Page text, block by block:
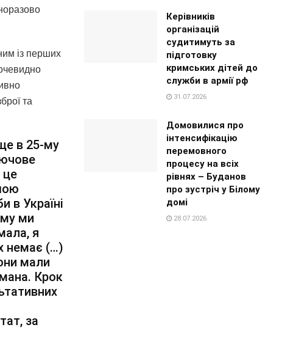
із перших
та
в 25-му
це
в Україні
ми
я
немає (…)
мали
Крок
за
Керівників
організацій
судитимуть за
підготовку
кримських дітей до
служби в армії рф
31.07.2026
Домовилися про
інтенсифікацію
перемовного
процесу на всіх
рівнях – Буданов
про зустріч у Білому
домі
28.07.2026